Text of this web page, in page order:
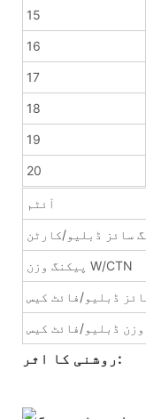
15
16
17
18
19
20
آئٹم
سائز ڈبلیو/کارٹن
پیکنگ وزن W/CTN
ڈبلیو/فائٹ کیس
وزن ڈبلیو/فائٹ کیس
روشنی کا اثر: